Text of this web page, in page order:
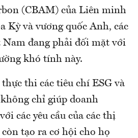
(CBAM) của Liên minh
Kỳ và vương quốc Anh, các
đang phải đối mặt với
khó tính này.
thi các tiêu chí ESG và
chỉ giúp doanh
các yêu cầu của các thị
tạo ra cơ hội cho họ